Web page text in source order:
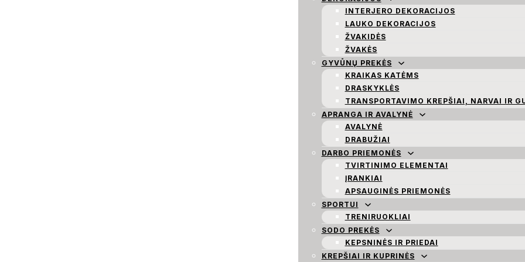
INTERJERO DEKORACIJOS
LAUKO DEKORACIJOS
ŽVAKIDĖS
ŽVAKĖS
GYVŪNŲ PREKĖS
KRAIKAS KATĖMS
DRASKYKLĖS
TRANSPORTAVIMO KREPŠIAI, NARVAI IR
APRANGA IR AVALYNĖ
AVALYNĖ
DRABUŽIAI
DARBO PRIEMONĖS
TVIRTINIMO ELEMENTAI
ĮRANKIAI
APSAUGINĖS PRIEMONĖS
SPORTUI
TRENIRUOKLIAI
SODO PREKĖS
KEPSNINĖS IR PRIEDAI
KREPŠIAI IR KUPRINĖS